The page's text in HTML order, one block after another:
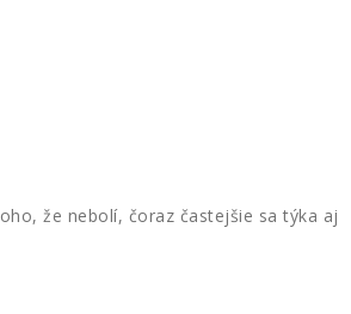
že nebolí, čoraz častejšie sa týka aj